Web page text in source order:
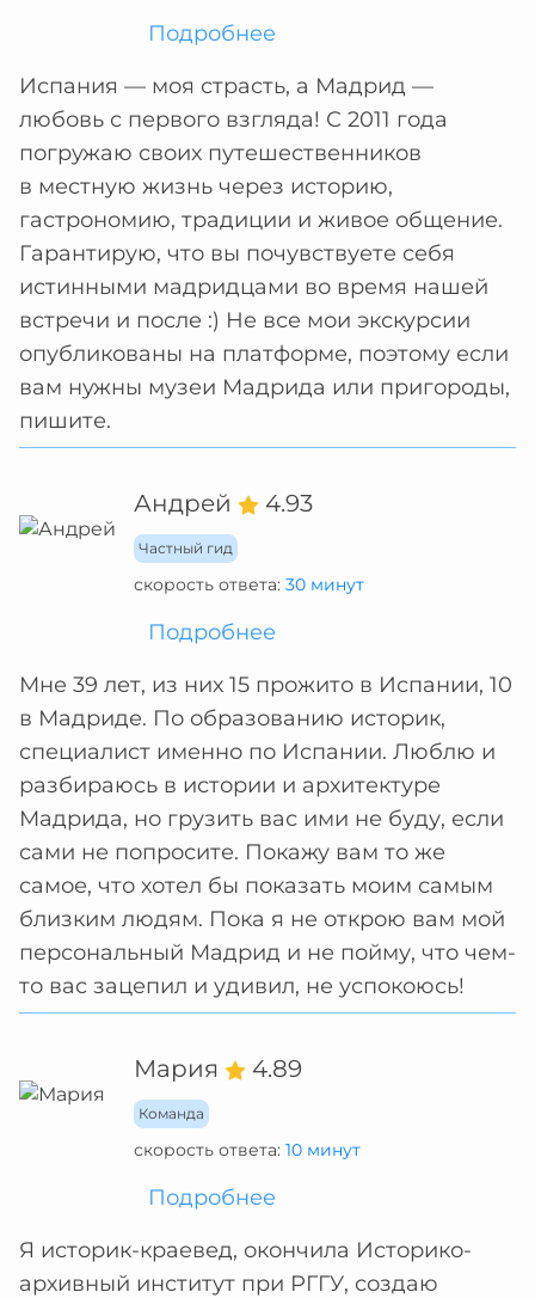
Подробнее
Испания — моя страсть, а Мадрид —
любовь с первого взгляда! С 2011 года
погружаю своих путешественников
в местную жизнь через историю,
гастрономию, традиции и живое общение.
Гарантирую, что вы почувствуете себя
истинными мадридцами во время нашей
встречи и после :) Не все мои экскурсии
опубликованы на платформе, поэтому если
вам нужны музеи Мадрида или пригороды,
пишите.
Андрей 4.93
Частный гид
скорость ответа: 30 минут
Подробнее
Мне 39 лет, из них 15 прожито в Испании, 10
в Мадриде. По образованию историк,
специалист именно по Испании. Люблю и
разбираюсь в истории и архитектуре
Мадрида, но грузить вас ими не буду, если
сами не попросите. Покажу вам то же
самое, что хотел бы показать моим самым
близким людям. Пока я не открою вам мой
персональный Мадрид и не пойму, что чем-
то вас зацепил и удивил, не успокоюсь!
Мария 4.89
Команда
скорость ответа: 10 минут
Подробнее
Я историк-краевед, окончила Историко-
архивный институт при РГГУ, создаю